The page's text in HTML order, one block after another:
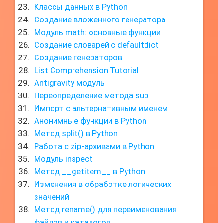
Классы данных в Python
Создание вложенного генератора
Модуль math: основные функции
Создание словарей с defaultdict
Создание генераторов
List Comprehension Tutorial
Antigravity модуль
Переопределение метода sub
Импорт с альтернативным именем
Анонимные функции в Python
Метод split() в Python
Работа с zip-архивами в Python
Модуль inspect
Метод __getitem__ в Python
Изменения в обработке логических
значений
Метод rename() для переименования